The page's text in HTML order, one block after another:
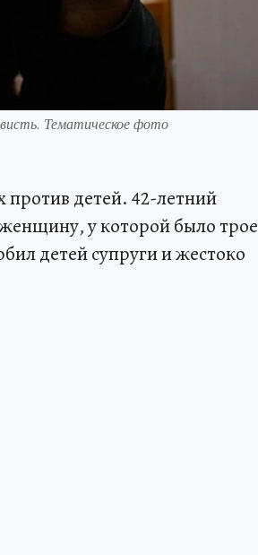
Тематическое фото
детей. 42-летний
у которой было трое
детей супруги и жестоко